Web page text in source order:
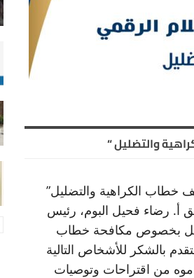
والتضليل “
خطاب الكراهية والتضليل”
أ. رضاء فحيل البوم، رئيس
بخصوص مكافحة خطاب
بالشكر للأشخاص التالية
من اقتراحات وتوصيات